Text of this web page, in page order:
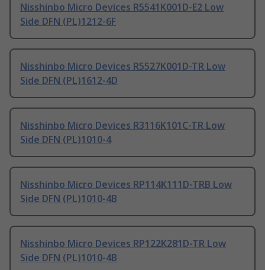
Nisshinbo Micro Devices R5541K001D-E2 Low
Side DFN (PL)1212-6F
Nisshinbo Micro Devices R5527K001D-TR Low
Side DFN (PL)1612-4D
Nisshinbo Micro Devices R3116K101C-TR Low
Side DFN (PL)1010-4
Nisshinbo Micro Devices RP114K111D-TRB Low
Side DFN (PL)1010-4B
Nisshinbo Micro Devices RP122K281D-TR Low
Side DFN (PL)1010-4B